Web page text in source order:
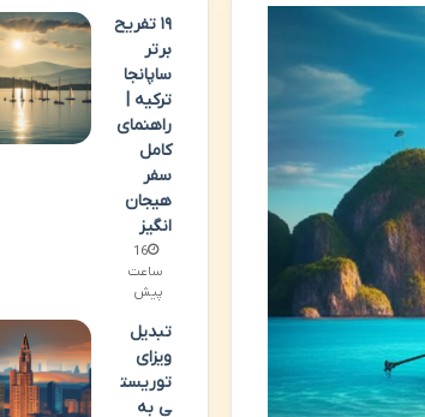
۱۹ تفریح
برتر
ساپانجا
ترکیه |
راهنمای
کامل
سفر
هیجان
انگیز
16
ساعت
پیش
تبدیل
ویزای
توریست
ی به